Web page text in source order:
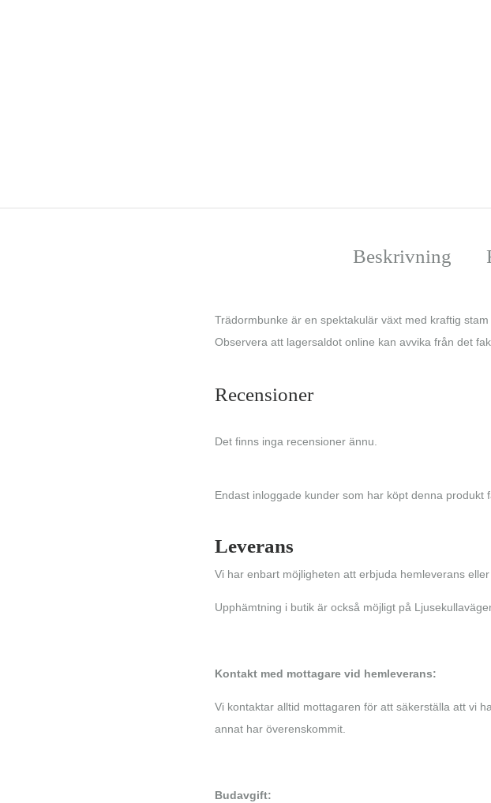
Beskrivning
Trädormbunke är en spektakulär växt med kraftig
Observera att lagersaldot online kan avvika från det
Recensioner
Det finns inga recensioner ännu.
Endast inloggade kunder som har köpt denna produkt
Leverans
Vi har enbart möjligheten att erbjuda hemleverans
Upphämtning i butik är också möjligt på
Kontakt med mottagare vid hemleverans:
Vi kontaktar alltid mottagaren för att säkerställa att vi
annat har överenskommit.
Budavgift: